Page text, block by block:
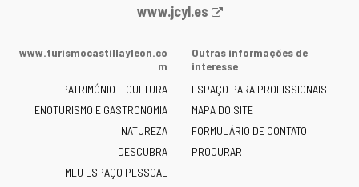
Portal
Junta
Castilla
y
León
-
www.jcyl.es
www.turismocastillayleon.co
m
PATRIMÓNIO E CULTURA
ENOTURISMO E GASTRONOMIA
NATUREZA
DESCUBRA
MEU ESPAÇO PESSOAL
Outras informações de
interesse
ESPAÇO PARA PROFISSIONAIS
MAPA DO SITE
FORMULÁRIO DE CONTATO
PROCURAR